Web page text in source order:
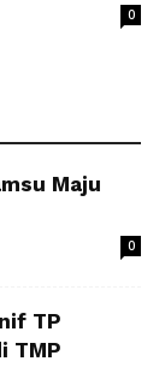
0
Maju
0
TP
TMP